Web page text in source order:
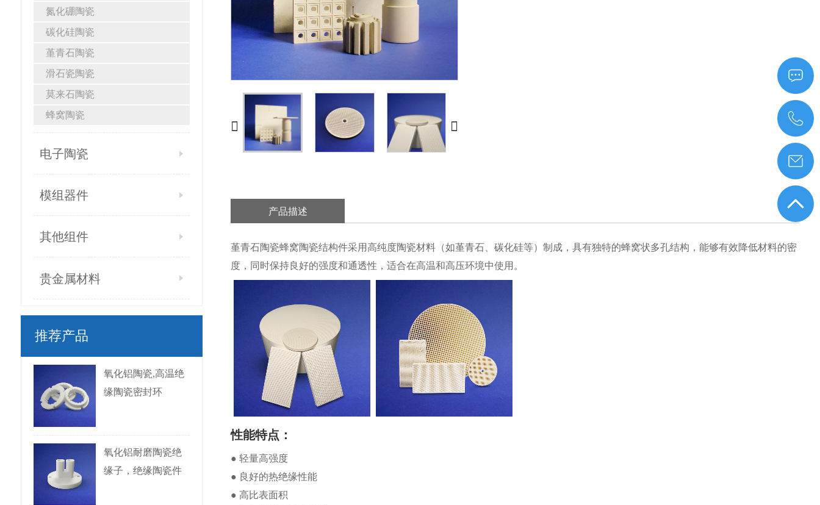
氮化硼陶瓷
碳化硅陶瓷
堇青石陶瓷
滑石瓷陶瓷
莫来石陶瓷
蜂窝陶瓷
电子陶瓷
模组器件
其他组件
贵金属材料
推荐产品
氧化铝陶瓷,高温绝
缘陶瓷密封环
氧化铝耐磨陶瓷绝
缘子，绝缘陶瓷件
产品描述
堇青石陶瓷蜂窝陶瓷结构件采用高纯度陶瓷材料（如堇青石、碳化硅等）制成，具有独特的蜂窝状多孔结构，能够有效降低材料的密
度，同时保持良好的强度和通透性，适合在高温和高压环境中使用。
性能特点：
● 轻量高强度
● 良好的热绝缘性能
● 高比表面积